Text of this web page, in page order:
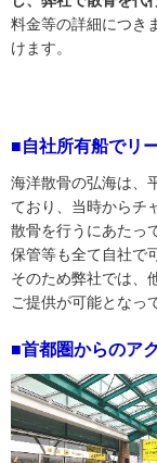
料金等の詳細につき
けます。
■自社所有船でリ
海洋散骨の弘海は、
ており、当時からチ
散骨を行うにあたっ
保管等も全て自社で
そのため弊社では、
ご提供が可能となっ
■首都圏からのア